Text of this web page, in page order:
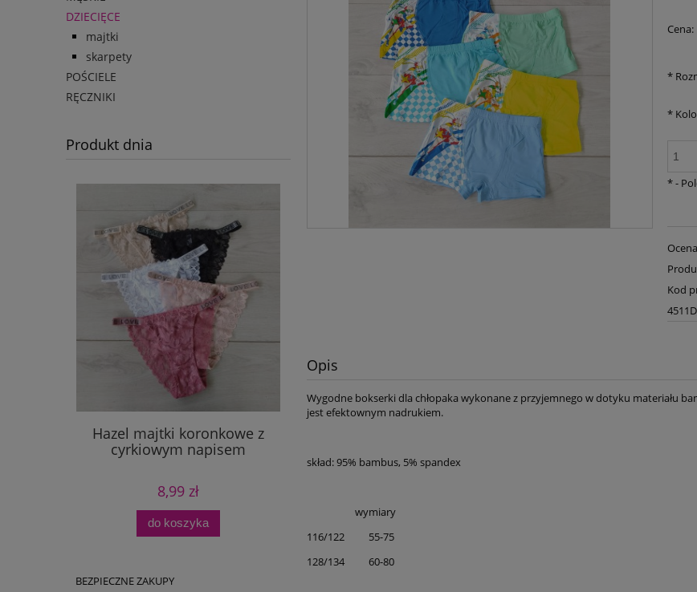
DZIECIĘCE
majtki
skarpety
POŚCIELE
RĘCZNIKI
Produkt dnia
Hazel majtki koronkowe z
cyrkiowym napisem
8,99 zł
do koszyka
BEZPIECZNE ZAKUPY
Cena:
*
*
*-
Kod
Opis
Wygodne bokserki dla chłopaka wykonane z przyjemnego w dotyku materiału
jest efektownym nadrukiem.
skład: 95% bambus, 5% spandex
wymiary
116/122 55-75
128/134 60-80